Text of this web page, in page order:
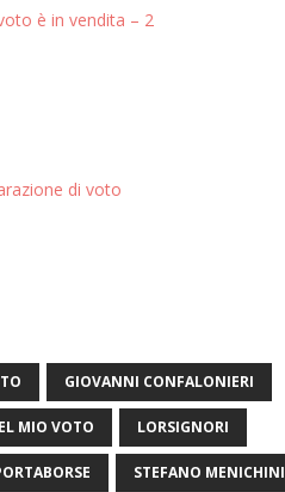
è in vendita – 2
di voto
GIOVANNI CONFALONIERI
MIO VOTO LORSIGNORI
STEFANO MENICHINI